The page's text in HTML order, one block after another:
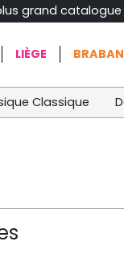
grand
LIÈGE
Classique